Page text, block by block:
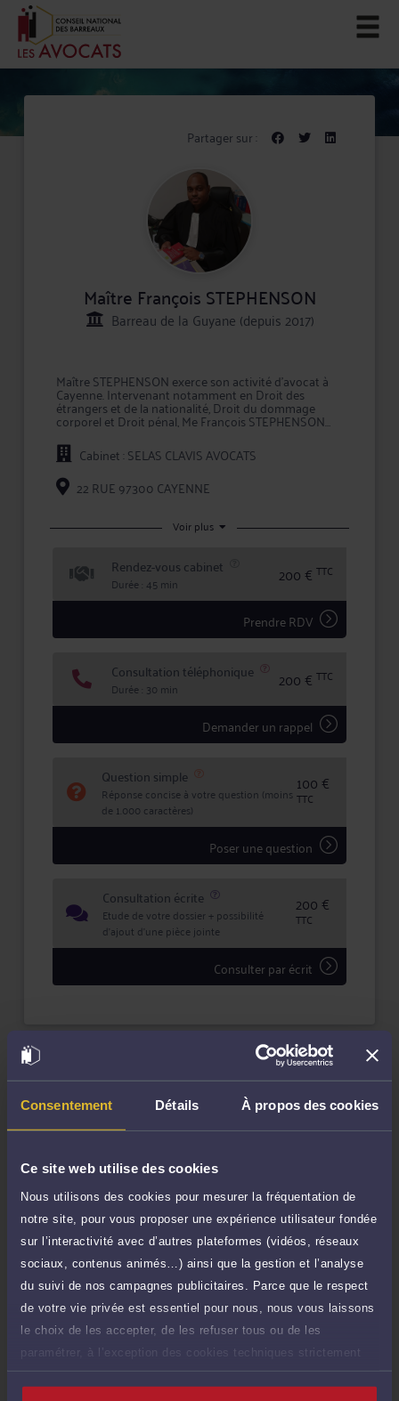
Consentement Détails À propos des cookies
Ce site web utilise des cookies
Nous utilisons des cookies pour mesurer la fréquentation de
notre site, pour vous proposer une expérience utilisateur fondée
sur l’interactivité avec d’autres plateformes (vidéos, réseaux
sociaux, contenus animés…) ainsi que la gestion et l’analyse
du suivi de nos campagnes publicitaires. Parce que le respect
de votre vie privée est essentiel pour nous, nous vous laissons
le choix de les accepter, de les refuser tous ou de les
paramétrer, à l’exception des cookies techniques strictement
nécessaires au fonctionnement du site.
Partager sur :
Maître François STEPHENSON
Barreau de la Guyane (depuis 2017)
Maître STEPHENSON exerce son activité d'avocat à
Cayenne. Intervenant notamment en Droit des
étrangers et de la nationalité, Droit du dommage
corporel et Droit pénal, Me François STEPHENSON
assure auprès de ses clients un rôle de conseil et de
représentation en justice.
Pour toute problématique dans ses champs de
compétence, Me STEPHENSON vous conseille
efficacement et vous assiste en justice, que ce soit en
service de chacun de ses clients en leur garantissant
expertise juridique, rigueur et confidentialité dans le
traitement de leur dossier.
Cabinet : SELAS CLAVIS AVOCATS
22 RUE 97300 CAYENNE
Voir plus
Rendez-vous cabinet
Durée : 45 min 200 € TTC
Prendre RDV
Consultation téléphonique
Durée : 30 min 200 € TTC
Demander un rappel
Question simple
Réponse concise à votre question (moins
de 1.000 caractères)
100 €
TTC
Poser une question
Consultation écrite
Etude de votre dossier + possibilité
d'ajout d'une pièce jointe
200 €
TTC
Consulter par écrit
Droit pénal
Droit du dommage corporel
Langues